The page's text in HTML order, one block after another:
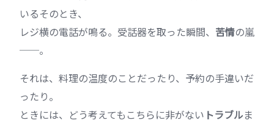
いるそのとき、
レジ横の電話が鳴る。受話器を取った瞬間、 苦情の嵐
──。
それは、料理の温度のことだったり、予約の手違いだ
ったり。
ときには、どう考えてもこちらに非がない トラブルま